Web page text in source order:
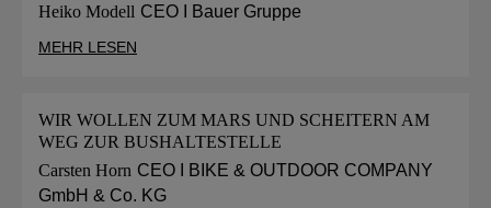
Heiko Modell CEO I Bauer Gruppe
MEHR LESEN
WIR WOLLEN ZUM MARS UND SCHEITERN AM
WEG ZUR BUSHALTESTELLE
Carsten Horn CEO I BIKE & OUTDOOR COMPANY
GmbH & Co. KG